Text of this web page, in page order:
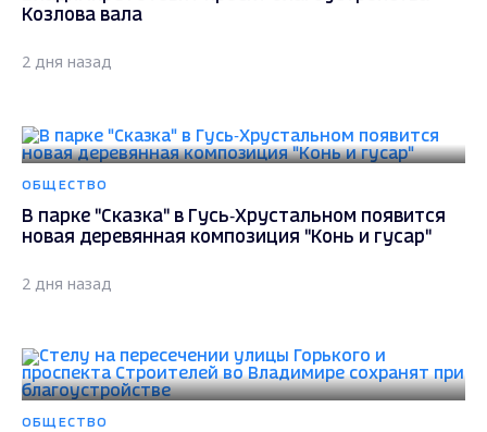
Козлова вала
2 дня назад
ОБЩЕСТВО
В парке "Сказка" в Гусь‑Хрустальном появится
новая деревянная композиция "Конь и гусар"
2 дня назад
ОБЩЕСТВО